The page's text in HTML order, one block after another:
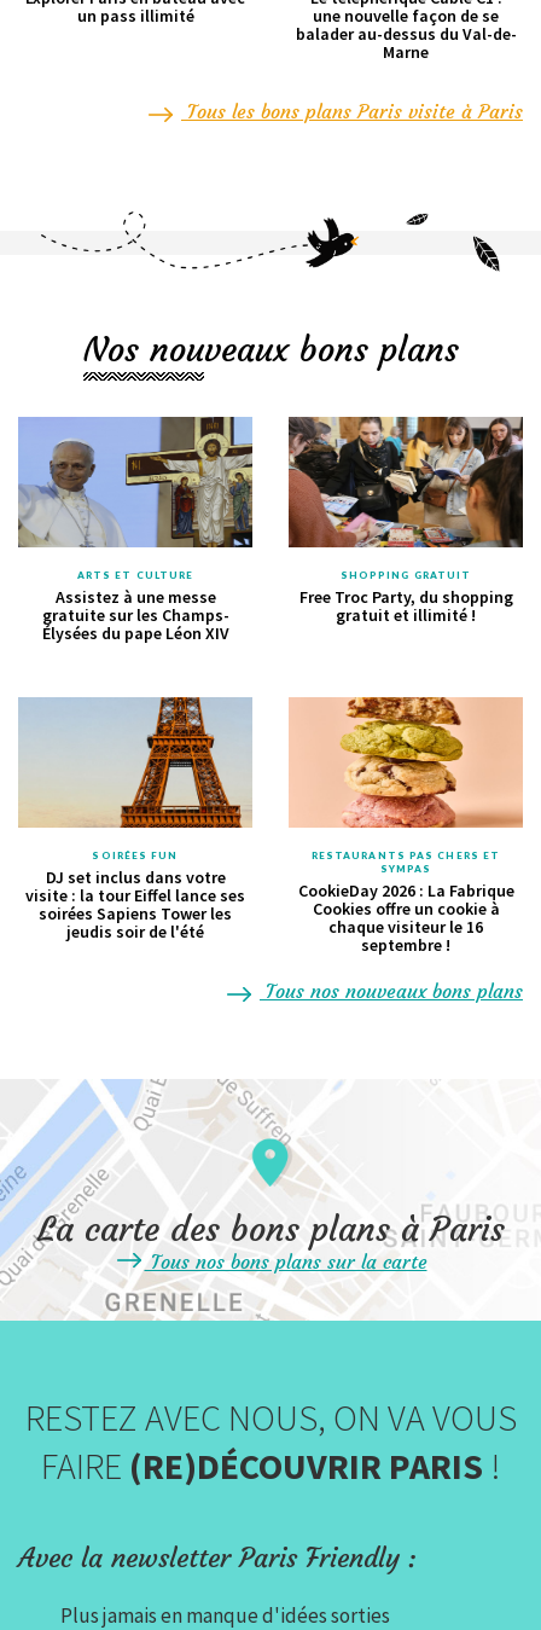
un pass illimité
une nouvelle façon de se
balader au-dessus du Val-de-
Marne
Tous les bons plans Paris visite à Paris
Nos nouveaux bons plans
ARTS ET CULTURE
Assistez à une messe
gratuite sur les Champs-
Élysées du pape Léon XIV
SHOPPING GRATUIT
Free Troc Party, du shopping
gratuit et illimité !
SOIRÉES FUN
DJ set inclus dans votre
visite : la tour Eiffel lance ses
soirées Sapiens Tower les
jeudis soir de l'été
RESTAURANTS PAS CHERS ET
SYMPAS
CookieDay 2026 : La Fabrique
Cookies offre un cookie à
chaque visiteur le 16
septembre !
Tous nos nouveaux bons plans
La carte des bons plans à Paris
Tous nos bons plans sur la carte
RESTEZ AVEC NOUS, ON VA VOUS
FAIRE (RE)DÉCOUVRIR PARIS !
Avec la newsletter Paris Friendly :
Plus jamais en manque d'idées sorties